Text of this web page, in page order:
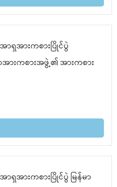
ရှအားကစားပြိုင်ပွဲ
အားကစားအဖွဲ့၏ အားကစား
ရှအားကစားပြိုင်ပွဲ မြန်မာ